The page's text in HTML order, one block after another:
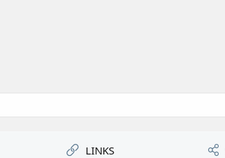
LINKS